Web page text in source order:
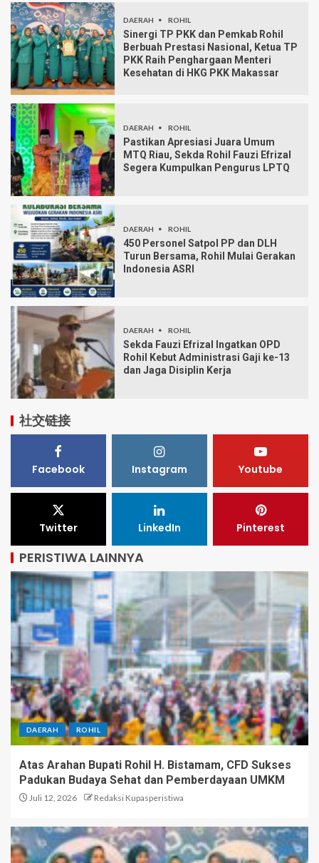
DAERAH ROHIL
Sinergi TP PKK dan Pemkab Rohil
Berbuah Prestasi Nasional, Ketua TP
PKK Raih Penghargaan Menteri
Kesehatan di HKG PKK Makassar
DAERAH ROHIL
Pastikan Apresiasi Juara Umum
MTQ Riau, Sekda Rohil Fauzi Efrizal
Segera Kumpulkan Pengurus LPTQ
DAERAH ROHIL
450 Personel Satpol PP dan DLH
Turun Bersama, Rohil Mulai Gerakan
Indonesia ASRI
DAERAH ROHIL
Sekda Fauzi Efrizal Ingatkan OPD
Rohil Kebut Administrasi Gaji ke-13
dan Jaga Disiplin Kerja
社交链接
Facebook Instagram Youtube
Twitter LinkedIn Pinterest
PERISTIWA LAINNYA
DAERAH ROHIL
Atas Arahan Bupati Rohil H. Bistamam, CFD Sukses
Padukan Budaya Sehat dan Pemberdayaan UMKM
Juli 12, 2026 Redaksi Kupasperistiwa